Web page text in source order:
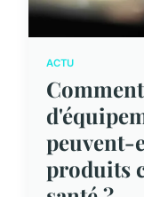
ACTU
peuvent-
produits